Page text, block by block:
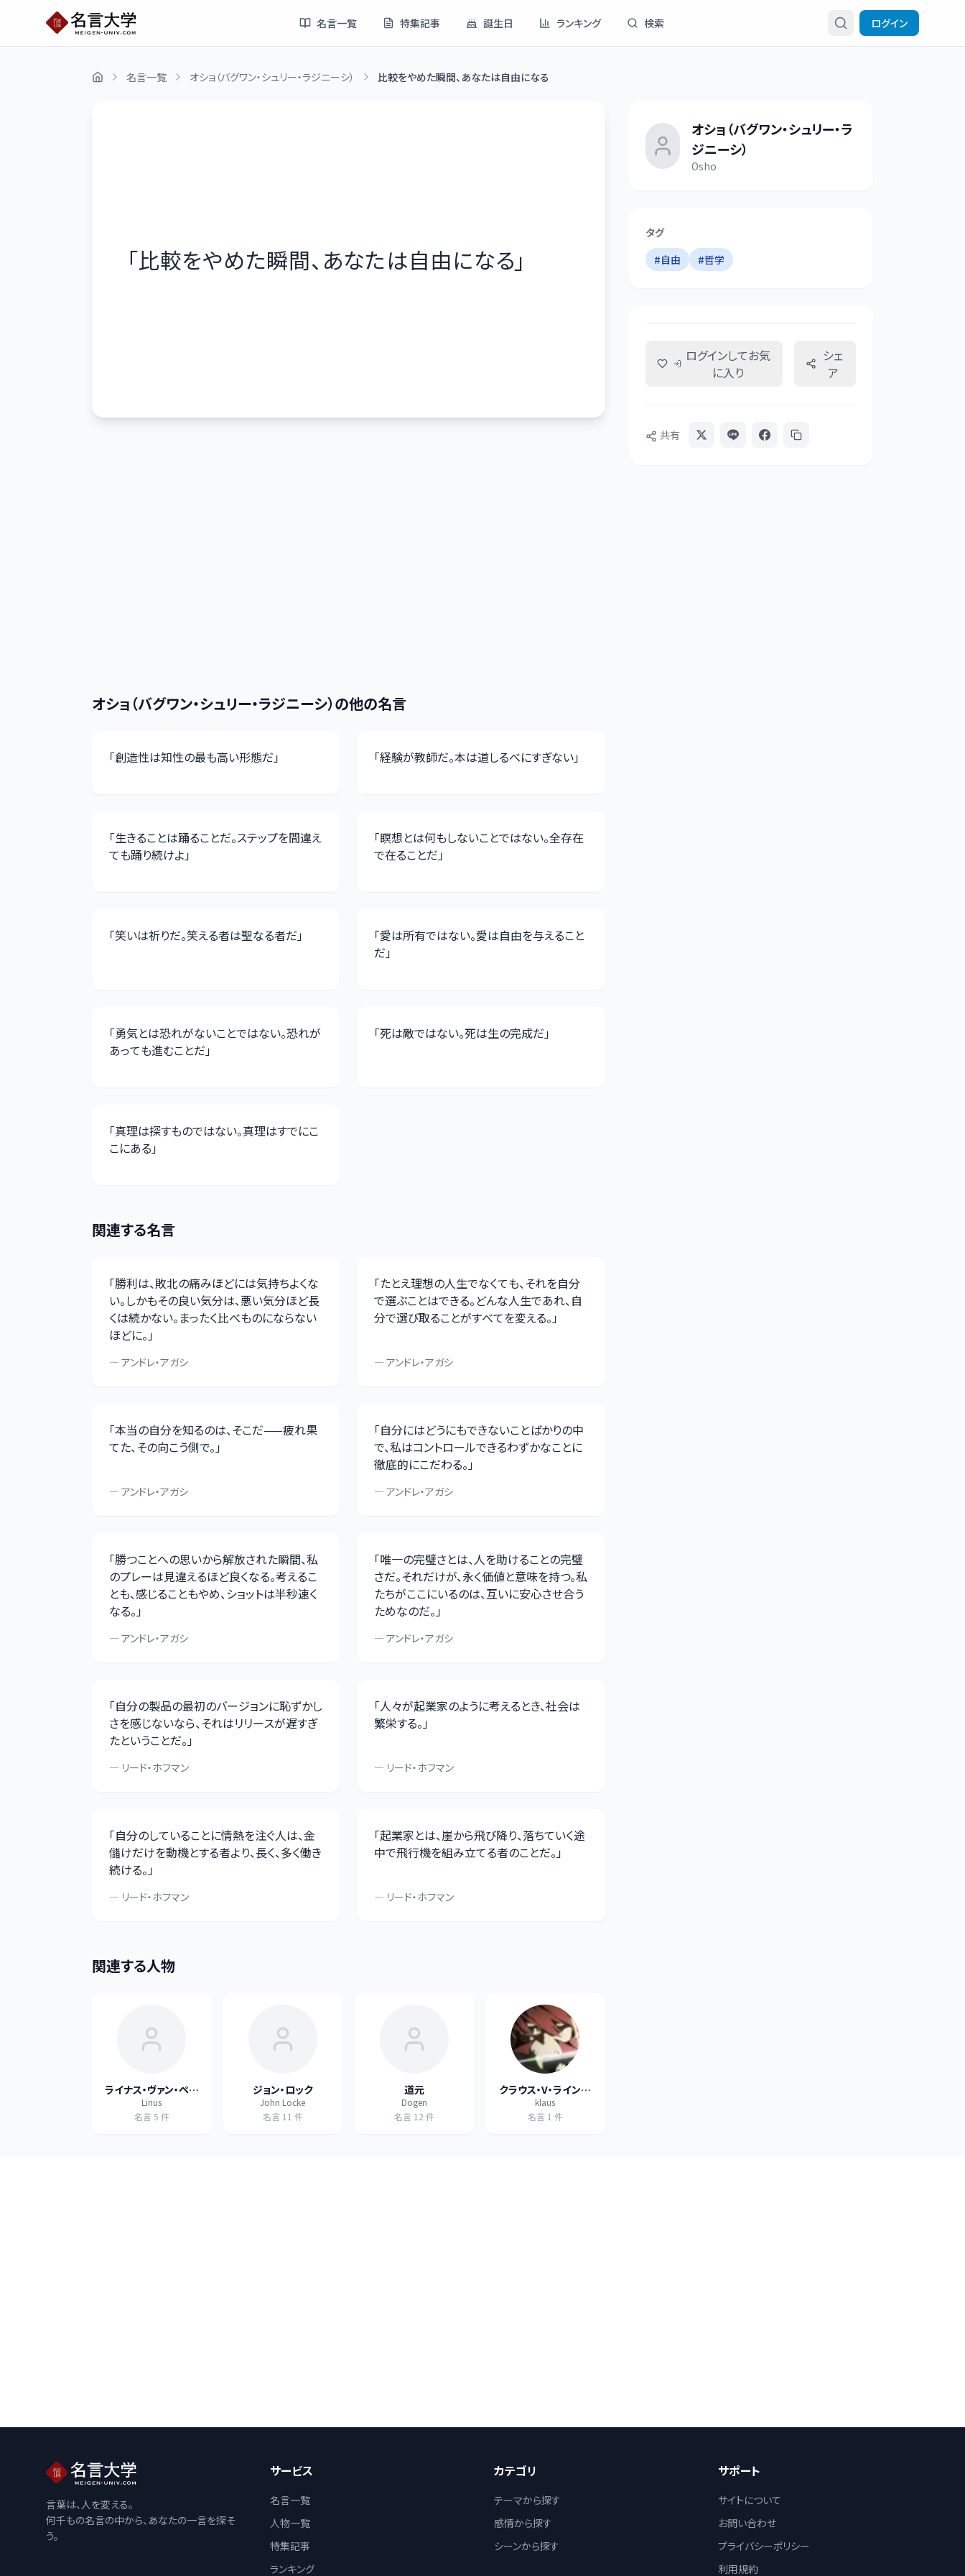
名言一覧 特集記事 誕生日 ランキング 検索 ログイン
名言一覧 オショ（バグワン・シュリー・ラジニーシ） 比較をやめた瞬間、あなたは自由になる
「比較をやめた瞬間、あなたは自由になる 」
オショ（バグワン・シュリー・ラ
ジニーシ）
Osho
タグ
#自由 #哲学
ログインしてお気
に入り
シェ
ア
共有
オショ（バグワン・シュリー・ラジニーシ）の他の名言
「創造性は知性の最も高い形態だ」 「経験が教師だ。本は道しるべにすぎない」
「生きることは踊ることだ。ステップを間違え
ても踊り続けよ」
「瞑想とは何もしないことではない。全存在
で在ることだ」
「笑いは祈りだ。笑える者は聖なる者だ」 「愛は所有ではない。愛は自由を与えること
だ」
「勇気とは恐れがないことではない。恐れが
あっても進むことだ」
「死は敵ではない。死は生の完成だ」
「真理は探すものではない。真理はすでにこ
こにある」
関連する名言
「勝利は、敗北の痛みほどには気持ちよくな
い。しかもその良い気分は、悪い気分ほど長
くは続かない。まったく比べものにならない
ほどに。」
— アンドレ・アガシ
「たとえ理想の人生でなくても、それを自分
で選ぶことはできる。どんな人生であれ、自
分で選び取ることがすべてを変える。」
—アンドレ・アガシ
「本当の自分を知るのは、そこだ——疲れ果
てた、その向こう側で。」
— アンドレ・アガシ
「自分にはどうにもできないことばかりの中
で、私はコントロールできるわずかなことに
徹底的にこだわる。」
—アンドレ・アガシ
「勝つことへの思いから解放された瞬間、私
のプレーは見違えるほど良くなる。考えるこ
とも、感じることもやめ、ショットは半秒速く
なる。」
— アンドレ・アガシ
「唯一の完璧さとは、人を助けることの完璧
さだ。それだけが、永く価値と意味を持つ。私
たちがここにいるのは、互いに安心させ合う
ためなのだ。」
—アンドレ・アガシ
「自分の製品の最初のバージョンに恥ずかし
さを感じないなら、それはリリースが遅すぎ
たということだ。」
— リード・ホフマン
「人々が起業家のように考えるとき、社会は
繁栄する。」
— リード・ホフマン
「自分のしていることに情熱を注ぐ人は、金
儲けだけを動機とする者より、長く、多く働き
続ける。」
— リード・ホフマン
「起業家とは、崖から飛び降り、落ちていく途
中で飛行機を組み立てる者のことだ。」
— リード・ホフマン
関連する人物
ライナス・ヴァン・ペル
ト
Linus
名言 5 件
ジョン・ロック
John Locke
名言 11 件
道元
Dogen
名言 12 件
クラウス・V・ラインヘ
ルツ
klaus
名言 1 件
言葉は、人を変える。
何千もの名言の中から、あなたの一言を探そ
う。
サービス
名言一覧
人物一覧
特集記事
ランキング
カテゴリ
テーマから探す
感情から探す
シーンから探す
サポート
サイトについて
お問い合わせ
プライバシーポリシー
利用規約